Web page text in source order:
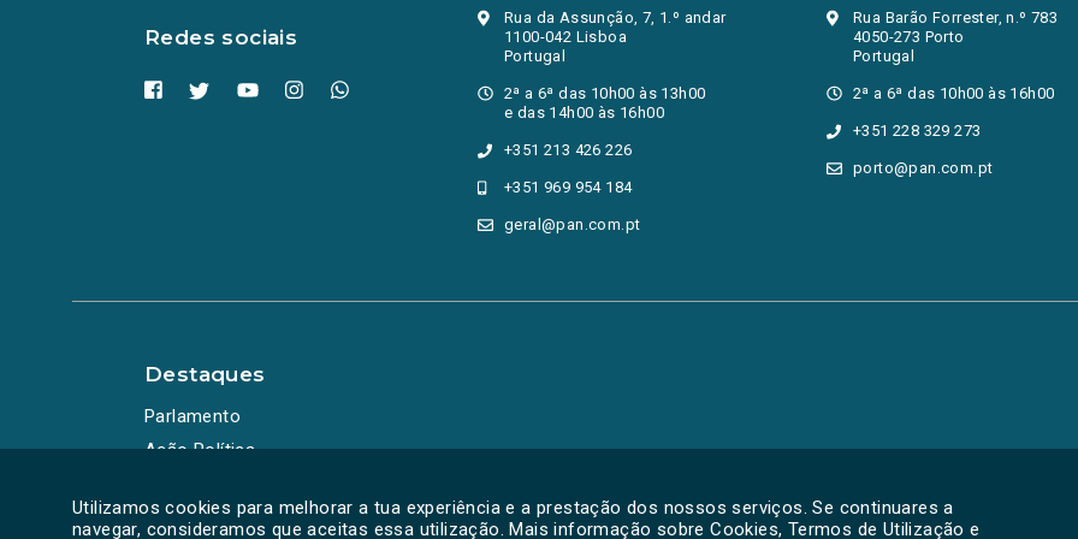
Utilizamos cookies para melhorar a tua experiência e a prestação dos nossos serviços. Se continuares a
navegar, consideramos que aceitas essa utilização. Mais informação sobre Cookies, Termos de Utilização e
Redes sociais
Rua da Assunção, 7, 1.º andar
1100-042 Lisboa
Portugal
2ª a 6ª das 10h00 às 13h00
e das 14h00 às 16h00
+351 213 426 226
+351 969 954 184
geral@pan.com.pt
Rua Barão Forrester, n.º 783
4050-273 Porto
Portugal
2ª a 6ª das 10h00 às 16h00
+351 228 329 273
porto@pan.com.pt
Destaques
Parlamento
Ação Política